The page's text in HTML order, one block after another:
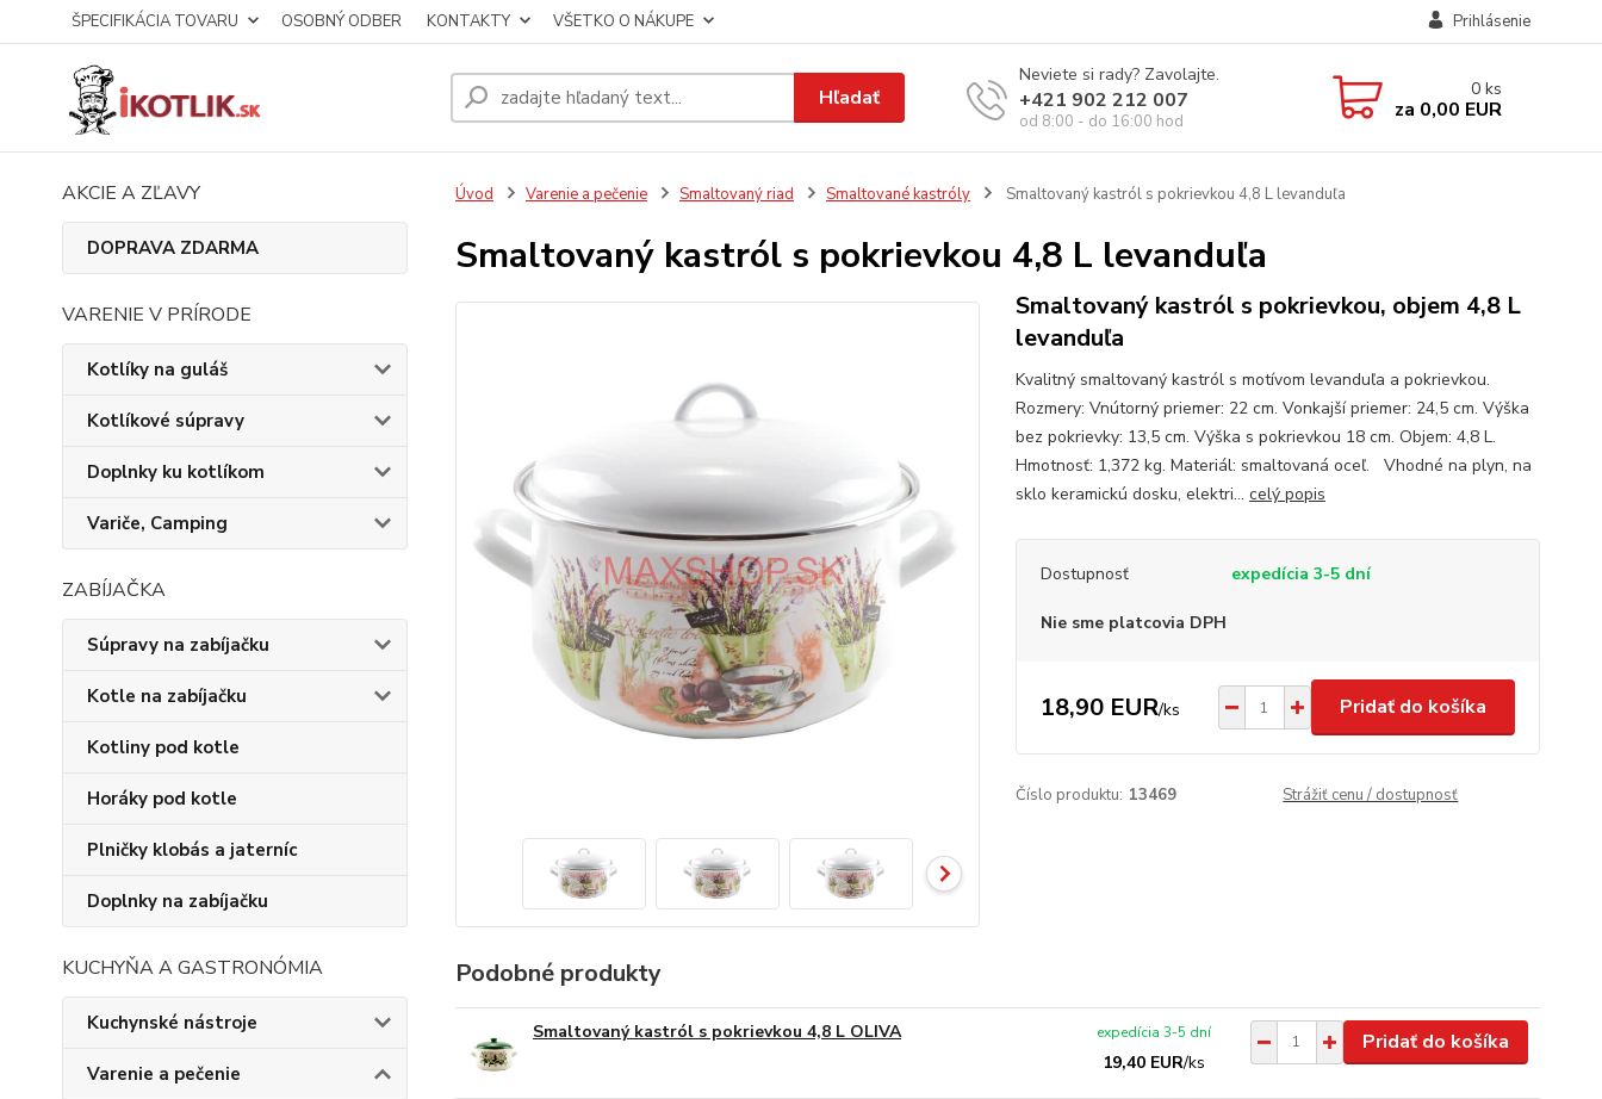
ŠPECIFIKÁCIA TOVARU OSOBNÝ ODBER KONTAKTY VŠETKO O NÁKUPE Prihlásenie
Hľadať
Neviete si rady? Zavolajte.
+421 902 212 007
od 8:00 - do 16:00 hod
0 ks
za 0,00 EUR
AKCIE A ZĽAVY
DOPRAVA ZDARMA
VARENIE V PRÍRODE
Kotlíky na guláš
Kotlíkové súpravy
Doplnky ku kotlíkom
Variče, Camping
ZABÍJAČKA
Súpravy na zabíjačku
Kotle na zabíjačku
Kotliny pod kotle
Horáky pod kotle
Plničky klobás a jaterníc
Doplnky na zabíjačku
KUCHYŇA A GASTRONÓMIA
Kuchynské nástroje
Varenie a pečenie
Úvod Varenie a pečenie Smaltovaný riad Smaltované kastróly Smaltovaný kastról s pokrievkou 4,8 L levanduľa
Smaltovaný kastról s pokrievkou 4,8 L levanduľa
Smaltovaný kastról s pokrievkou, objem 4,8 L
levanduľa
Kvalitný smaltovaný kastról s motívom levanduľa a pokrievkou.
Rozmery: Vnútorný priemer: 22 cm. Vonkajší priemer: 24,5 cm. Výška
bez pokrievky: 13,5 cm. Výška s pokrievkou 18 cm. Objem: 4,8 L.
Hmotnosť: 1,372 kg. Materiál: smaltovaná oceľ. Vhodné na plyn, na
sklo keramickú dosku, elektri... celý popis
Dostupnosť expedícia 3-5 dní
Nie sme platcovia DPH
18,90 EUR/ks Pridať do košíka
Číslo produktu: 13469 Strážiť cenu / dostupnosť
Podobné produkty
Smaltovaný kastról s pokrievkou 4,8 L OLIVA
19,40 EUR/ks
expedícia 3-5 dní Pridať do košíka